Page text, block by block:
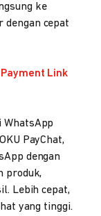
ke
dengan cepat
Payment Link
WhatsApp
PayChat,
dengan
produk,
Lebih cepat,
yang tinggi.